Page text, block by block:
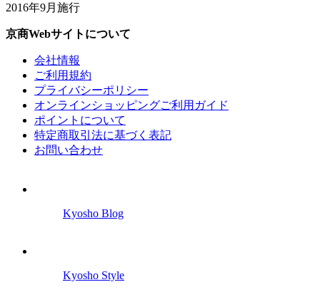
2016年9月施行
京商Webサイトについて
会社情報
ご利用規約
プライバシーポリシー
オンラインショッピングご利用ガイド
ポイントについて
特定商取引法に基づく表記
お問い合わせ
Kyosho Blog
Kyosho Style